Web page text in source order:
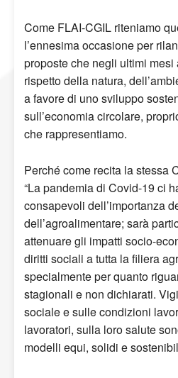
Come FLAI-CGIL riteniamo
l’ennesima occasione per
proposte che negli ultimi
rispetto della natura,
a favore di uno sviluppo
sull’economia circolare,
che rappresentiamo.
Perché come recita la stessa
“La pandemia di Covid-19 ci
consapevoli dell’importanza
dell’agroalimentare; sarà
attenuare gli impatti socio-
diritti sociali a tutta la filiera
specialmente per quanto
stagionali e non dichiarati.
sociale e sulle condizioni
lavoratori, sulla loro salute
modelli equi, solidi e